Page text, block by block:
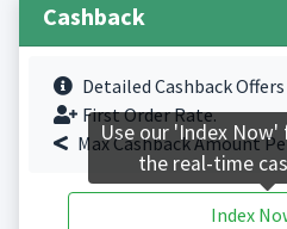
Cashback
Detailed Cashback Offers
First Order Rate.
Max Cashback Amount
Index
Use our 'Index
the real-time